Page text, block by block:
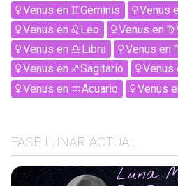
Venus en Géminis Venus
Venus en Leo Venus en
Venus en Libra Venus en
Venus en Sagitario Venus
Venus en Acuario Venus
FASE LUNAR ACTUAL
Luna